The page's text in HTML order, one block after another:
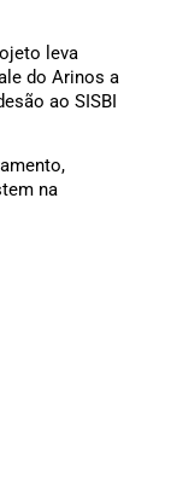
leva
do Arinos a
ao SISBI
na